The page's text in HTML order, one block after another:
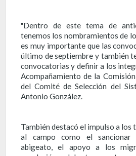
"Dentro de este tema de
tenemos los nombramientos de
es muy importante que las
último de septiembre y también
convocatorias y definir a los
Acompañamiento de la
del Comité de Selección del
Antonio González.
También destacó el impulso a los
al campo como el sancionar
abigeato, el apoyo a los